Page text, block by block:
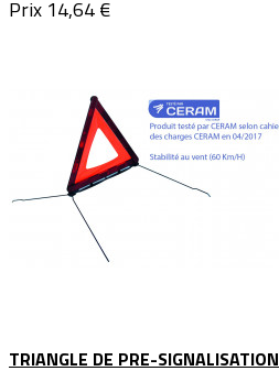
Prix 14,64 €
TRIANGLE DE PRE-SIGNALISATION